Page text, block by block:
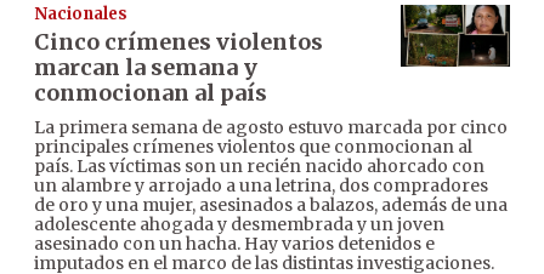
Nacionales
Cinco crímenes violentos
marcan la semana y
conmocionan al país
La primera semana de agosto estuvo marcada por cinco
principales crímenes violentos que conmocionan al
país. Las víctimas son un recién nacido ahorcado con
un alambre y arrojado a una letrina, dos compradores
de oro y una mujer, asesinados a balazos, además de una
adolescente ahogada y desmembrada y un joven
asesinado con un hacha. Hay varios detenidos e
imputados en el marco de las distintas investigaciones.